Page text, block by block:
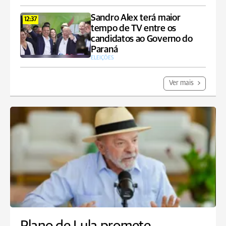
12:37
Sandro Alex terá maior
tempo de TV entre os
candidatos ao Governo do
Paraná
ELEIÇÕES
Ver mais